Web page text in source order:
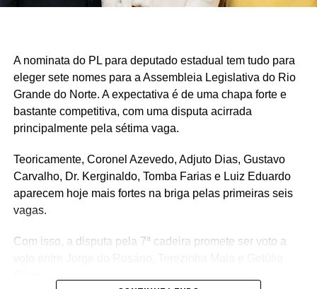
A nominata do PL para deputado estadual tem tudo para
eleger sete nomes para a Assembleia Legislativa do Rio
Grande do Norte. A expectativa é de uma chapa forte e
bastante competitiva, com uma disputa acirrada
principalmente pela sétima vaga.
Teoricamente, Coronel Azevedo, Adjuto Dias, Gustavo
Carvalho, Dr. Kerginaldo, Tomba Farias e Luiz Eduardo
aparecem hoje mais fortes na briga pelas primeiras seis
vagas.
Com isso, a disputa pela 7ª cadeira promete ser voto a